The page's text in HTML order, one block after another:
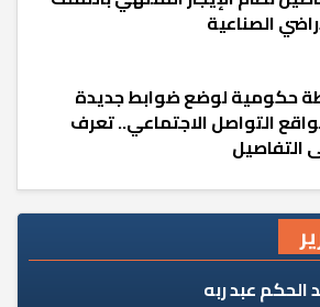
الصناعية
حكومية لوضع ضوابط جديدة
التواصل الاجتماعي.. تعرف
التفاصيل
الحكم عبد ربه